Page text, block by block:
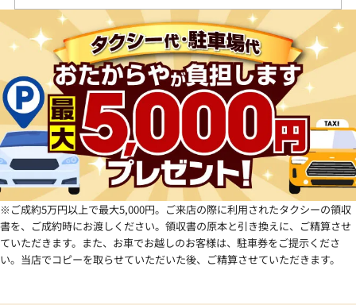
群馬県
岐阜県
静岡県
愛知県
兵庫県
奈良県
和歌山県
岡山県
広島県
山口県
香川県
愛媛県
福岡県
佐賀県
長崎県
熊本県
大分県
※ご成約5万円以上で最大5,000円。ご来店の際に利用されたタクシーの領収
書を、ご成約時にお渡しください。領収書の原本と引き換えに、ご精算させ
ていただきます。また、お車でお越しのお客様は、駐車券をご提示くださ
い。当店でコピーを取らせていただいた後、ご精算させていただきます。